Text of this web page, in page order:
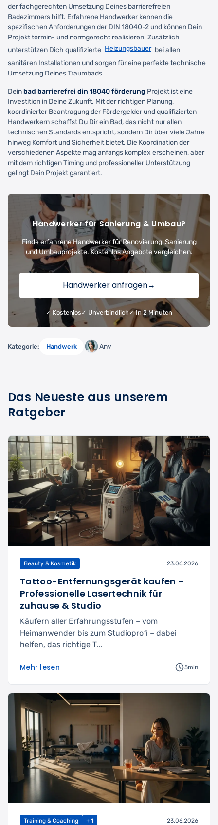
der fachgerechten Umsetzung Deines barrierefreien
Badezimmers hilft. Erfahrene Handwerker kennen die
spezifischen Anforderungen der DIN 18040-2 und können Dein
Projekt termin- und normgerecht realisieren. Zusätzlich
unterstützen Dich qualifizierte Heizungsbauer bei allen
sanitären Installationen und sorgen für eine perfekte technische
Umsetzung Deines Traumbads.
Dein bad barrierefrei din 18040 förderung Projekt ist eine
Investition in Deine Zukunft. Mit der richtigen Planung,
koordinierter Beantragung der Fördergelder und qualifizierten
Handwerkern schaffst Du Dir ein Bad, das nicht nur allen
technischen Standards entspricht, sondern Dir über viele Jahre
hinweg Komfort und Sicherheit bietet. Die Koordination der
verschiedenen Aspekte mag anfangs komplex erscheinen, aber
mit dem richtigen Timing und professioneller Unterstützung
gelingt Dein Projekt garantiert.
Handwerker für Sanierung & Umbau?
Finde erfahrene Handwerker für Renovierung, Sanierung
und Umbauprojekte. Kostenlos Angebote vergleichen.
Handwerker anfragen→
✓ Kostenlos ✓ Unverbindlich✓ In 2 Minuten
Kategorie: Handwerk Any
Das Neueste aus unserem
Ratgeber
Beauty & Kosmetik 23.06.2026
Tattoo-Entfernungsgerät kaufen –
Professionelle Lasertechnik für
zuhause & Studio
Käufern aller Erfahrungsstufen – vom
Heimanwender bis zum Studioprofi – dabei
helfen, das richtige T...
Mehr lesen 5min
Training & Coaching + 1 23.06.2026